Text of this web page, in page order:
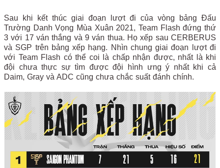
Sau khi kết thúc giai đoạn lượt đi của vòng bảng Đấu
Trường Danh Vọng Mùa Xuân 2021, Team Flash đứng thứ
3 với 17 ván thắng và 9 ván thua. Họ xếp sau CERBERUS
và SGP trên bảng xếp hạng. Nhìn chung giai đoạn lượt đi
với Team Flash có thể coi là chấp nhận được, nhất là khi
đội chưa thực sự tìm được đội hình ưng ý nhất khi cả
Daim, Gray và ADC cũng chưa chắc suất đánh chính.